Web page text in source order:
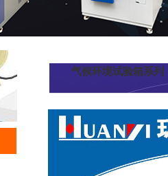
气候环境试验箱系列